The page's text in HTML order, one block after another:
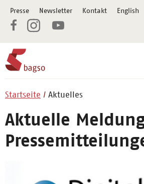
Presse Newsletter Kontakt English
Startseite Aktuelles
Aktuelle